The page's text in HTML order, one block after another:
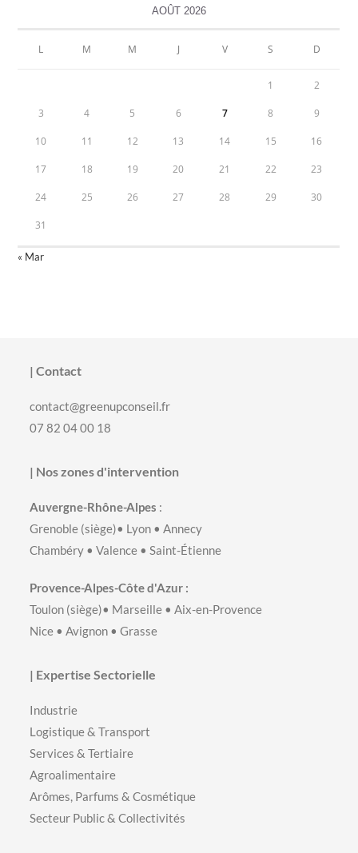
AOÛT 2026
L M M J V S D
1 2
3 4 5 6 7 8 9
10 11 12 13 14 15 16
17 18 19 20 21 22 23
24 25 26 27 28 29 30
31
« Mar
| Contact
contact@greenupconseil.fr
07 82 04 00 18
| Nos zones d'intervention
Auvergne-Rhône-Alpes :
Grenoble (siège)• Lyon •Annecy
Chambéry •Valence •Saint-Étienne
Provence-Alpes-Côte d'Azur :
Toulon (siège)• Marseille •Aix-en-Provence
Nice •Avignon •Grasse
| Expertise Sectorielle
Industrie
Logistique & Transport
Services & Tertiaire
Agroalimentaire
Arômes, Parfums & Cosmétique
Secteur Public & Collectivités